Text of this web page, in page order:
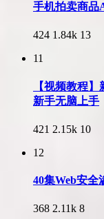
手机拍卖商品
424 1.84k 13
11
【视频教程
新手无脑上手
421 2.15k 10
12
40集Web安全
368 2.11k 8